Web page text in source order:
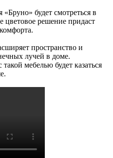
будет смотреться в
цветовое решение придаст
пространство и
лучей в доме.
мебелью будет казаться